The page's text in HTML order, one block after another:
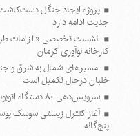
پروژه ایجاد جنگل
جدیت ادامه دارد
نشست تخصصی «الزامات
کارخانه نوآوری کرمان
مسیرهای شمال به شرق و
خلبان درحال تکمیل است
سرویس‌دهی ۸۰ دستگاه اتوبوس ویژه مراسم جاماندگان اربعین حسینی
آغاز کنترل زیستی سوسک
پنج‌گانه